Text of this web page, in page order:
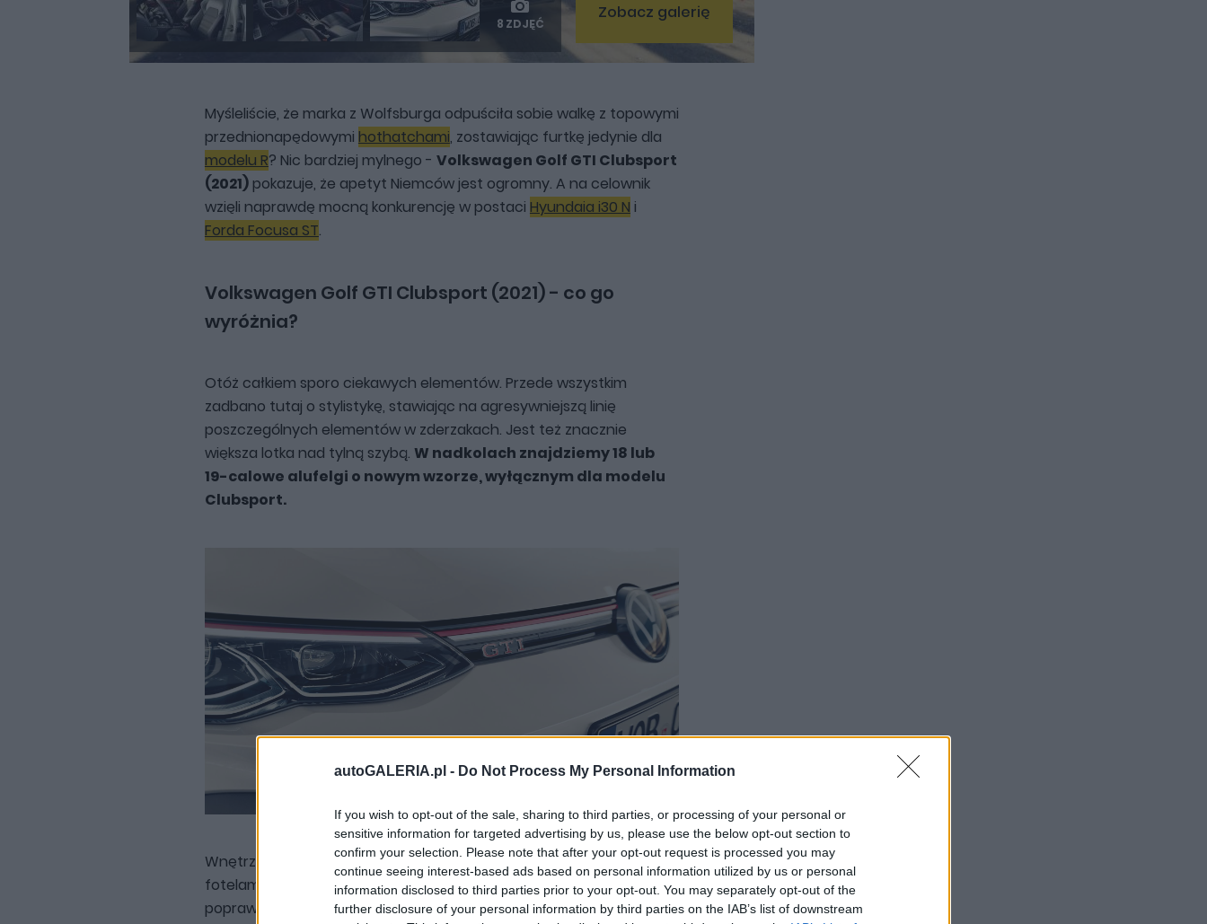
autoGALERIA.pl - Do Not Process My Personal Information
If you wish to opt-out of the sale, sharing to third parties, or processing of your personal or
sensitive information for targeted advertising by us, please use the below opt-out section to
confirm your selection. Please note that after your opt-out request is processed you may
continue seeing interest-based ads based on personal information utilized by us or personal
information disclosed to third parties prior to your opt-out. You may separately opt-out of the
further disclosure of your personal information by third parties on the IAB’s list of downstream
8 ZDJĘĆ
Zobacz galerię
Myśleliście, że marka z Wolfsburga odpuściła sobie walkę z topowymi
przednionapędowymi hothatchami, zostawiając furtkę jedynie dla
modelu R? Nic bardziej mylnego - Volkswagen Golf GTI Clubsport
(2021)pokazuje, że apetyt Niemców jest ogromny. A na celownik
wzięli naprawdę mocną konkurencję w postaci Hyundaia i30 N i
Forda Focusa ST.
Volkswagen Golf GTI Clubsport (2021) - co go
wyróżnia?
Otóż całkiem sporo ciekawych elementów. Przede wszystkim
zadbano tutaj o stylistykę, stawiając na agresywniejszą linię
poszczególnych elementów w zderzakach. Jest też znacznie
większa lotka nad tylną szybą. W nadkolach znajdziemy 18 lub
19-calowe alufelgi o nowym wzorze, wyłącznym dla modelu
Clubsport.
Zobacz 8 zdjęć
Wnętrze? Cóż, tutaj poza sportową kierownicą i kubełkowymi
fotelami większych zmian nie ma. Czerwone przeszycia i drobne
poprawki wizualne dodają nieco zadziornego charakteru, ale nie